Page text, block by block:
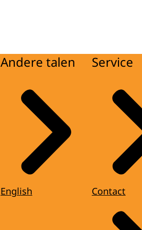
Andere talen
English
Service
Contact